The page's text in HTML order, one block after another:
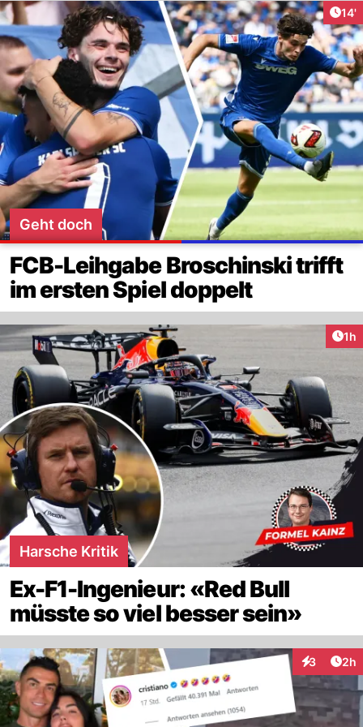
14'
Geht doch
FCB-Leihgabe Broschinski trifft
im ersten Spiel doppelt
1h
Harsche Kritik
Ex-F1-Ingenieur: «Red Bull
müsste so viel besser sein»
3 2h